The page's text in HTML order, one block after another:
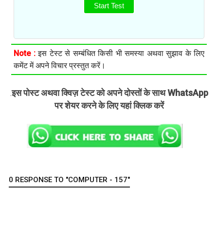
Start Test
Note :इस टेस्ट से सम्बंधित किसी भी समस्या अथवा सुझाव के लिए
कमेंट में अपने विचार प्रस्तुत करें।
.इस पोस्ट अथवा क्विज़ टेस्ट को अपने दोस्तों के साथ WhatsApp
पर शेयर करने के लिए यहां क्लिक करें
0 RESPONSE TO "COMPUTER - 157"